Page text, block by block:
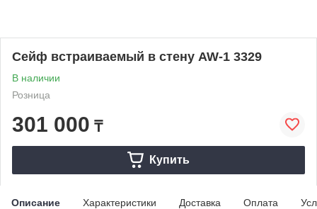
Сейф встраиваемый в стену AW-1 3329
В наличии
Розница
301 000 ₸
Купить
Описание Характеристики Доставка Оплата